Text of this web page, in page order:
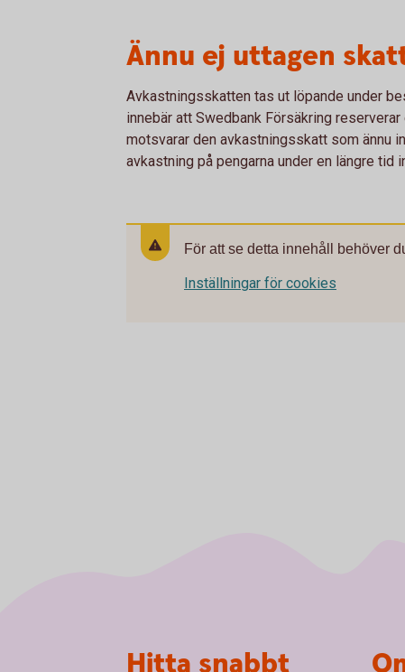
Ännu ej uttagen
Avkastningsskatten tas ut löpande under
innebär att Swedbank Försäkring
motsvarar den avkastningsskatt som ännu
avkastning på pengarna under en längre tid
För att se detta innehåll behöver
Inställningar för cookies
Hitta snabbt